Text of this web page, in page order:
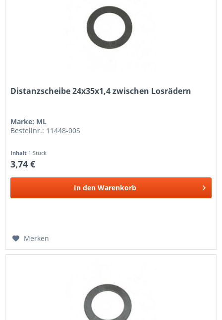
Distanzscheibe 24x35x1,4 zwischen Losrädern
Marke: ML
Bestellnr.: 11448-00S
Inhalt 1 Stück
3,74 €
In den Warenkorb
Merken